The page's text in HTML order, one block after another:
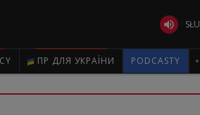

ПР ДЛЯ УКРАЇНИ PODCASTY